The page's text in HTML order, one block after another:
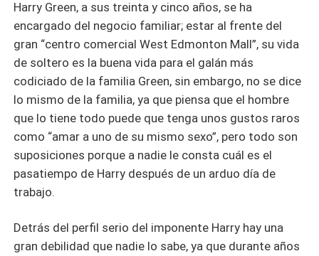
Harry Green, a sus treinta y cinco años, se ha
encargado del negocio familiar; estar al frente del
gran “centro comercial West Edmonton Mall”, su vida
de soltero es la buena vida para el galán más
codiciado de la familia Green, sin embargo, no se dice
lo mismo de la familia, ya que piensa que el hombre
que lo tiene todo puede que tenga unos gustos raros
como “amar a uno de su mismo sexo”, pero todo son
suposiciones porque a nadie le consta cuál es el
pasatiempo de Harry después de un arduo día de
trabajo.
Detrás del perfil serio del imponente Harry hay una
gran debilidad que nadie lo sabe, ya que durante años